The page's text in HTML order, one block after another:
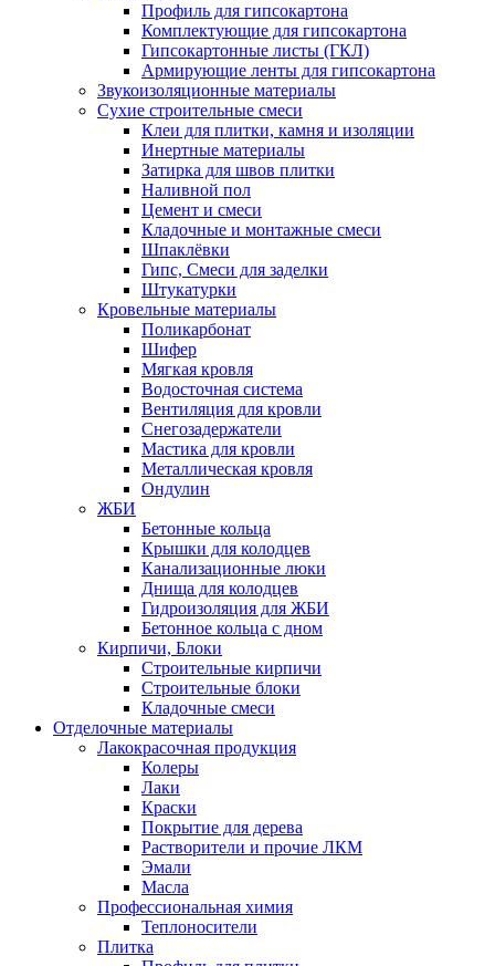
Профиль для гипсокартона
Комплектующие для гипсокартона
Гипсокартонные листы (ГКЛ)
Армирующие ленты для гипсокартона
Звукоизоляционные материалы
Сухие строительные смеси
Клеи для плитки, камня и изоляции
Инертные материалы
Затирка для швов плитки
Наливной пол
Цемент и смеси
Кладочные и монтажные смеси
Шпаклёвки
Гипс, Смеси для заделки
Штукатурки
Кровельные материалы
Поликарбонат
Шифер
Мягкая кровля
Водосточная система
Вентиляция для кровли
Снегозадержатели
Мастика для кровли
Металлическая кровля
Ондулин
ЖБИ
Бетонные кольца
Крышки для колодцев
Канализационные люки
Днища для колодцев
Гидроизоляция для ЖБИ
Бетонное кольца с дном
Кирпичи, Блоки
Строительные кирпичи
Строительные блоки
Кладочные смеси
Отделочные материалы
Лакокрасочная продукция
Колеры
Лаки
Краски
Покрытие для дерева
Растворители и прочие ЛКМ
Эмали
Масла
Профессиональная химия
Теплоносители
Плитка